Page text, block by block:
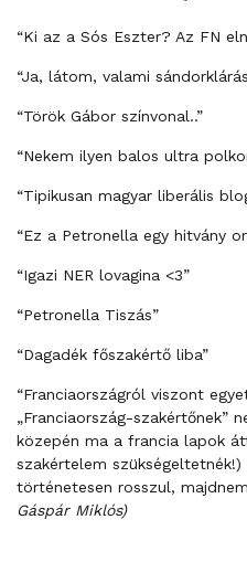
“Ki az a Sós Eszter? Az FN
“Ja, látom, valami
“Török Gábor színvonal..”
“Nekem ilyen balos ultra
“Tipikusan magyar liberális
“Ez a Petronella egy hitvány
“Igazi NER lovagina <3”
“Petronella Tiszás”
“Dagadék főszakértő liba”
“Franciaországról viszont
„Franciaország-szakértőnek”
közepén ma a francia lapok
szakértelem
történetesen rosszul,
Gáspár Miklós)